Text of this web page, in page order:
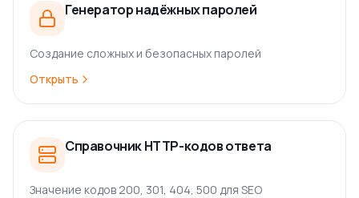
Генератор надёжных паролей
Создание сложных и безопасных паролей
Открыть
Справочник HTTP-кодов ответа
Значение кодов 200, 301, 404, 500 для SEO